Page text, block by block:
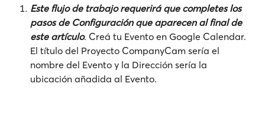
Este flujo de trabajo requerirá que completes los
pasos de Configuración que aparecen al final de
este artículo. Creá tu Evento en Google Calendar.
El título del Proyecto CompanyCam sería el
nombre del Evento y la Dirección sería la
ubicación añadida al Evento.